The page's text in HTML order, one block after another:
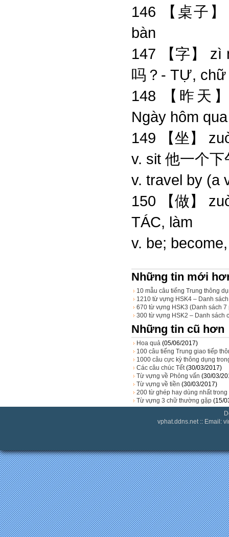
146 【桌子
bàn
147 【字】 zì
吗？- TỰ, chữ
148 【昨天
Ngày hôm qua
149 【坐】
v. sit 他一个
v. travel by (a
150 【做】
TÁC, làm
v. be;
Những tin mới
10 mẫu câu tiếng Trung thông
1210 từ vựng HSK4 – Danh
670 từ vựng HSK3 (Danh sách 7
300 từ vựng HSK2 – Danh sách
Những tin cũ hơn
Hoa quả (05/06/2017)
100 câu tiếng Trung giao tiếp
1000 câu cực kỳ thông dụng
Các câu chúc Tết (30/03/2017)
Từ vựng về Phỏng vấn (30/03/
Từ vựng về tiền (30/03/2017)
200 từ ghép hay dùng nhất
Từ vựng 3 chữ thường gặp (15/
vphat.ddns.net:: Email: